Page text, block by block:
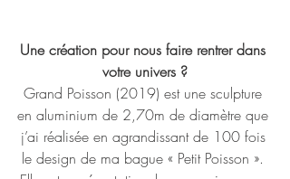
Une création pour nous faire rentrer dans
votre univers ?
Grand Poisson (2019) est une sculpture
en aluminium de 2,70m de diamètre que
j’ai réalisée en agrandissant de 100 fois
le design de ma bague « Petit Poisson ».